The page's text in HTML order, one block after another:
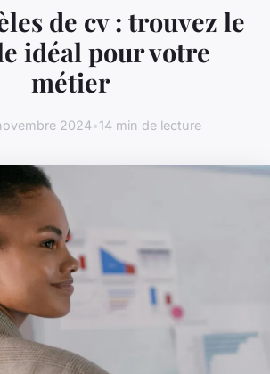
de cv : trouvez le
idéal pour votre
métier
2024•14 min de lecture